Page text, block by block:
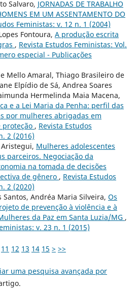
Salvaro, JORNADAS DE TRABALHO
EM UM ASSENTAMENTO DO
Feministas: v. 12 n. 1 (2004)
Fontoura, A produção escrita
, Revista Estudos Feministas: Vol.
especial - Publicações
Mello Amaral, Thiago Brasileiro de
Elpídio de Sá, Andrea Soares
Hermelinda Maia Macena,
e a Lei Maria da Penha: perfil das
por mulheres abrigadas em
proteção , Revista Estudos
2 (2016)
Mulheres adolescentes
parceiros. Negociação da
na tomada de decisões
de gênero , Revista Estudos
2 (2020)
Santos, Andréa Maria Silveira, Os
de prevenção à violência e à
da Paz em Santa Luzia/MG ,
v. 23 n. 1 (2015)
11 12 13 14 15 > >>
uma pesquisa avançada por